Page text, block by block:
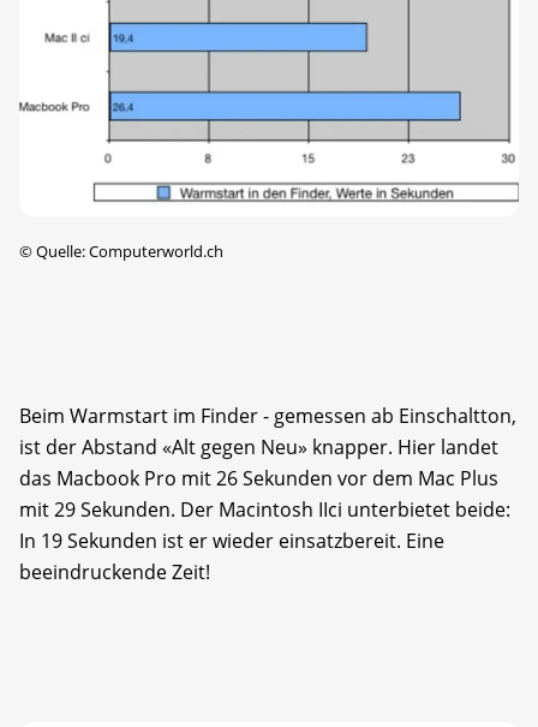
©Quelle: Computerworld.ch
Beim Warmstart im Finder - gemessen ab Einschaltton,
ist der Abstand «Alt gegen Neu» knapper. Hier landet
das Macbook Pro mit 26 Sekunden vor dem Mac Plus
mit 29 Sekunden. Der Macintosh IIci unterbietet beide:
In 19 Sekunden ist er wieder einsatzbereit. Eine
beeindruckende Zeit!